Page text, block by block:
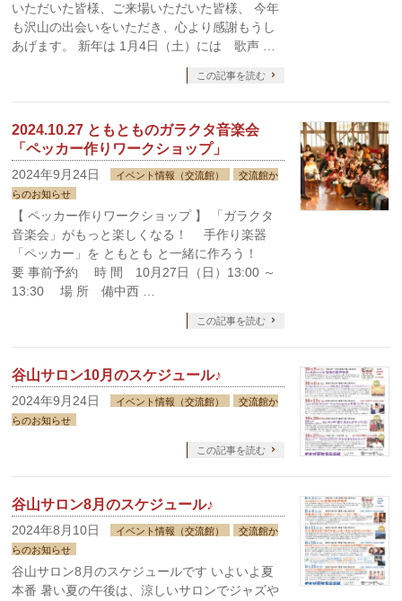
いただいた皆様、ご来場いただいた皆様、 今年
も沢山の出会いをいただき、心より感謝もうし
あげます。 新年は 1月4日（土）には 歌声 …
この記事を読む
2024.10.27 ともとものガラクタ音楽会
「ペッカー作りワークショップ」
2024年9月24日 イベント情報（交流館）
交流館か
らのお知らせ
【 ペッカー作りワークショップ 】 「ガラクタ
音楽会」がもっと楽しくなる！ 手作り楽器
「ペッカー」を ともとも と一緒に作ろう！
要 事前予約 時 間 10月27日（日）13:00 ～
13:30 場 所 備中西 …
この記事を読む
谷山サロン10月のスケジュール♪
2024年9月24日 イベント情報（交流館）
交流館か
らのお知らせ
この記事を読む
谷山サロン8月のスケジュール♪
2024年8月10日 イベント情報（交流館）
交流館か
らのお知らせ
谷山サロン8月のスケジュールです いよいよ夏
本番 暑い夏の午後は、涼しいサロンでジャズや